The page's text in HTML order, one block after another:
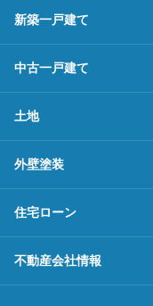
新築一戸建て
中古一戸建て
土地
外壁塗装
住宅ローン
不動産会社情報